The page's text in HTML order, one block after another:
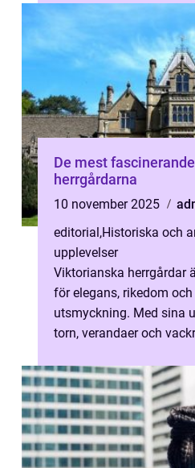
De mest
herrgårdarna
10 november 2025
editorial,Historiska och
upplevelser
Viktorianska herrgårdar
för elegans, rikedom
utsmyckning. Med sina
torn, verandaer och